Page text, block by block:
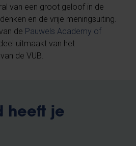
van een groot geloof in de
en de vrije meningsuiting.
de Pauwels Academy of
uitmaakt van het
de VUB.
heeft je